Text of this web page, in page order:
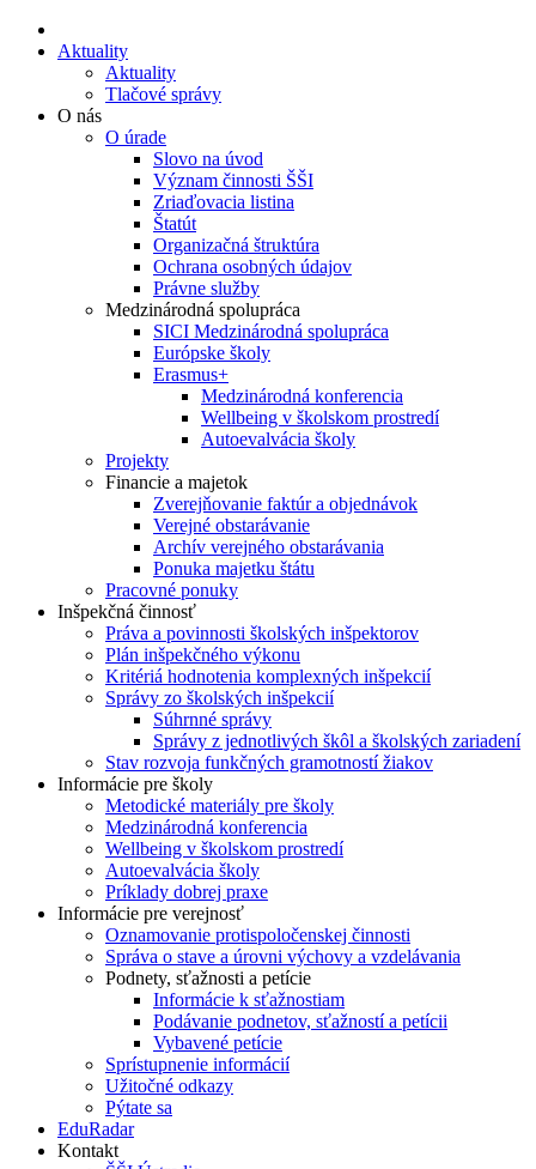
Aktuality
Aktuality
Tlačové správy
O nás
O úrade
Slovo na úvod
Význam činnosti ŠŠI
Zriaďovacia listina
Štatút
Organizačná štruktúra
Ochrana osobných údajov
Právne služby
Medzinárodná spolupráca
SICI Medzinárodná spolupráca
Európske školy
Erasmus+
Medzinárodná konferencia
Wellbeing v školskom prostredí
Autoevalvácia školy
Projekty
Financie a majetok
Zverejňovanie faktúr a objednávok
Verejné obstarávanie
Archív verejného obstarávania
Ponuka majetku štátu
Pracovné ponuky
Inšpekčná činnosť
Práva a povinnosti školských inšpektorov
Plán inšpekčného výkonu
Kritériá hodnotenia komplexných inšpekcií
Správy zo školských inšpekcií
Súhrnné správy
Správy z jednotlivých škôl a školských zariadení
Stav rozvoja funkčných gramotností žiakov
Informácie pre školy
Metodické materiály pre školy
Medzinárodná konferencia
Wellbeing v školskom prostredí
Autoevalvácia školy
Príklady dobrej praxe
Informácie pre verejnosť
Oznamovanie protispoločenskej činnosti
Správa o stave a úrovni výchovy a vzdelávania
Podnety, sťažnosti a petície
Informácie k sťažnostiam
Podávanie podnetov, sťažností a petícii
Vybavené petície
Sprístupnenie informácií
Užitočné odkazy
Pýtate sa
EduRadar
Kontakt